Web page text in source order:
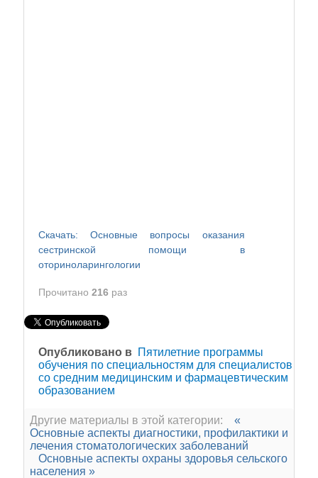
Скачать: Основные вопросы оказания
сестринской помощи в
оториноларингологии
Прочитано 216 раз
Опубликовано в
Пятилетние программы
обучения по специальностям для специалистов
со средним медицинским и фармацевтическим
образованием
Другие материалы в этой категории:
«
Основные аспекты диагностики, профилактики и
лечения стоматологических заболеваний
Основные аспекты охраны здоровья сельского
населения »